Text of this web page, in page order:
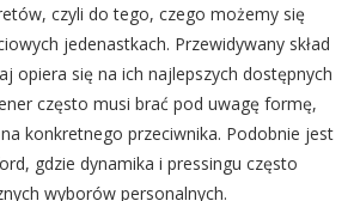
czyli do tego, czego możemy się
jedenastkach. Przewidywany skład
opiera się na ich najlepszych dostępnych
często musi brać pod uwagę formę,
konkretnego przeciwnika. Podobnie jest
gdzie dynamika i pressingu często
wyborów personalnych.